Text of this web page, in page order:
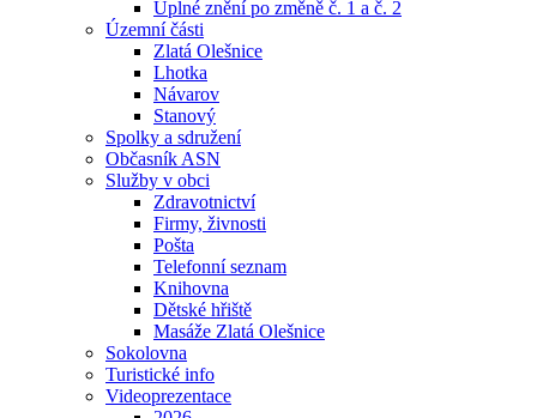
Úplné znění po změně č. 1 a č. 2
Územní části
Zlatá Olešnice
Lhotka
Návarov
Stanový
Spolky a sdružení
Občasník ASN
Služby v obci
Zdravotnictví
Firmy, živnosti
Pošta
Telefonní seznam
Knihovna
Dětské hřiště
Masáže Zlatá Olešnice
Sokolovna
Turistické info
Videoprezentace